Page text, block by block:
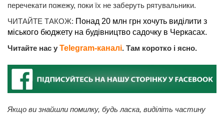
перечекати пожежу, поки їх не заберуть рятувальники.
ЧИТАЙТЕ ТАКОЖ: Понад 20 млн грн хочуть виділити з
міського бюджету на будівництво садочку в Черкасах.
Читайте нас у Telegram-каналі. Там коротко і ясно.
Якщо ви знайшли помилку, будь ласка, виділіть частину